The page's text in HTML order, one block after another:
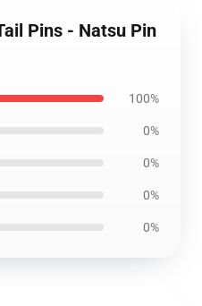
Pins - Natsu Pin
100%
0%
0%
0%
0%